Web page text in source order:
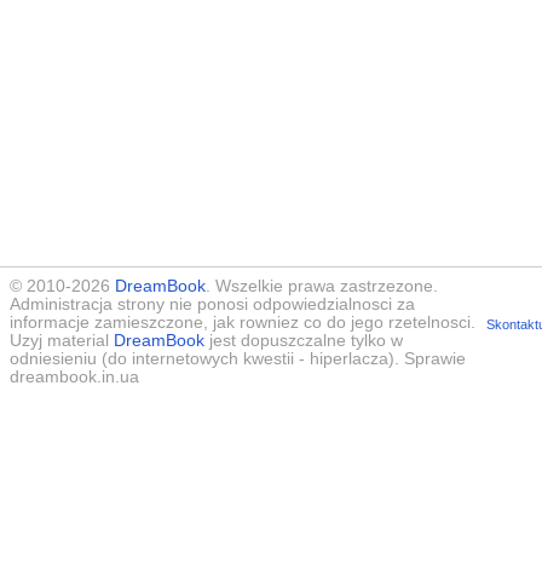
© 2010-2026 DreamBook. Wszelkie prawa zastrzezone.
Administracja strony nie ponosi odpowiedzialnosci za
informacje zamieszczone, jak rowniez co do jego rzetelnosci.
Uzyj material DreamBook jest dopuszczalne tylko w
odniesieniu (do internetowych kwestii - hiperlacza). Sprawie
dreambook.in.ua